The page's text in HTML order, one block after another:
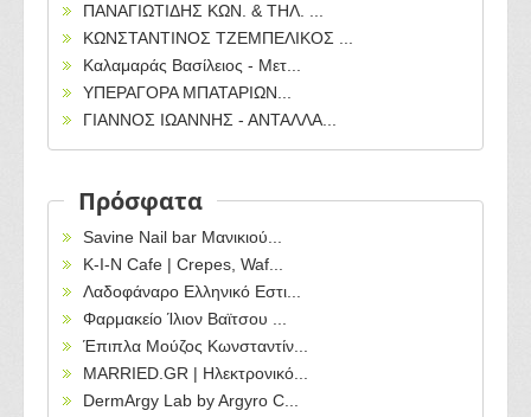
ΠΑΝΑΓΙΩΤΙΔΗΣ ΚΩΝ. & ΤΗΛ. ...
ΚΩΝΣΤΑΝΤΙΝΟΣ ΤΖΕΜΠΕΛΙΚΟΣ ...
Καλαμαράς Βασίλειος - Μετ...
ΥΠΕΡΑΓΟΡΑ ΜΠΑΤΑΡΙΩΝ...
ΓΙΑΝΝΟΣ ΙΩΑΝΝΗΣ - ΑΝΤΑΛΛΑ...
Πρόσφατα
Savine Nail bar Μανικιού...
Κ-Ι-Ν Cafe | Crepes, Waf...
Λαδοφάναρο Ελληνικό Εστι...
Φαρμακείο Ίλιον Βαϊτσου ...
Έπιπλα Μούζος Κωνσταντίν...
MARRIED.GR | Ηλεκτρονικό...
DermArgy Lab by Argyro C...